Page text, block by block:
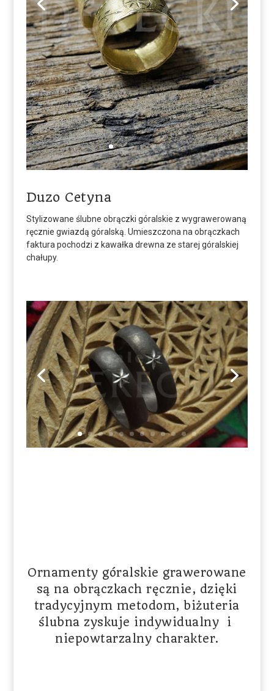
Duzo Cetyna
Stylizowane ślubne obrączki góralskie z wygrawerowaną
ręcznie gwiazdą góralską. Umieszczona na obrączkach
faktura pochodzi z kawałka drewna ze starej góralskiej
chałupy.
Ornamenty góralskie grawerowane
są na obrączkach ręcznie, dzięki
tradycyjnym metodom, biżuteria
ślubna zyskuje indywidualny i
niepowtarzalny charakter.